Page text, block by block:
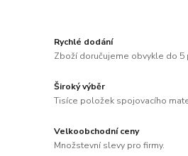
Rychlé dodání
Zboží doručujeme obvykle do 5
Široký výběr
Tisíce položek spojovacího
Velkoobchodní ceny
Množstevní slevy pro firmy.